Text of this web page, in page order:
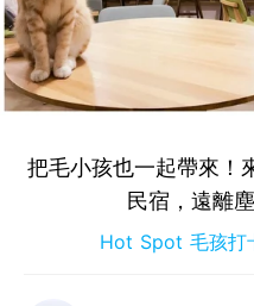
把毛小孩也一起帶來！
民宿，遠離
Hot Spot 毛孩打